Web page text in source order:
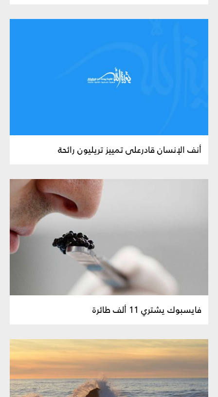
أنف الإنسان قادرعلى تمييز تريليون رائحة
فايسبوك يشتري 11 ألف طائرة